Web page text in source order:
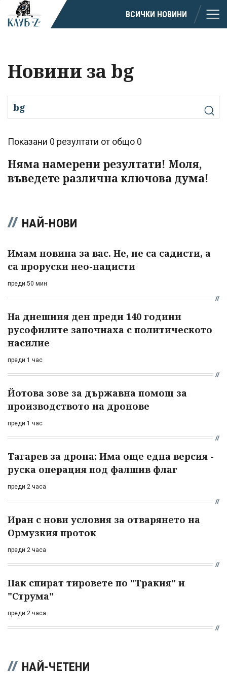
ВСИЧКИ НОВИНИ
Новини за bg
Показани 0 резултати от общо 0
Няма намерени резултати! Моля,
въведете различна ключова дума!
НАЙ-НОВИ
Имам новина за вас. Не, не са садисти, а
са проруски нео-нацисти
преди 50 мин
На днешния ден преди 140 години
русофилите започнаха с политическото
насилие
преди 1 час
Йотова зове за държавна помощ за
производството на дронове
преди 1 час
Тагарев за дрона: Има още една версия -
руска операция под фалшив флаг
преди 2 часа
Иран с нови условия за отварянето на
Ормузкия проток
преди 2 часа
Пак спират тировете по "Тракия" и
"Струма"
преди 2 часа
НАЙ-ЧЕТЕНИ